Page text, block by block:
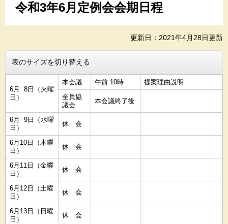
令和3年6月定例会会期日程
更新日：2021年4月28日更新
表のサイズを切り替える
6月 8日（火曜
日）
本会議 午前 10時
提案理由説明
全員協
議会
本会議終了後
6月 9日（水曜
日）
休 会
6月10日（木曜
日）
休 会
6月11日（金曜
日）
休 会
6月12日（土曜
日）
休 会
6月13日（日曜
日）
休 会